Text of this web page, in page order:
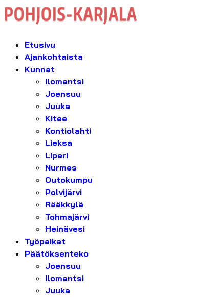
Etusivu
Ajankohtaista
Kunnat
Ilomantsi
Joensuu
Juuka
Kitee
Kontiolahti
Lieksa
Liperi
Nurmes
Outokumpu
Polvijärvi
Rääkkylä
Tohmajärvi
Heinävesi
Työpaikat
Päätöksenteko
Joensuu
Ilomantsi
Juuka